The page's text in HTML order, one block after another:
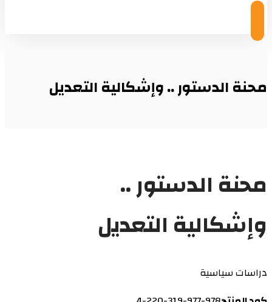
محنة الدستور .. وإشكالية التعديل
محنة الدستور ..
وإشكالية التعديل
دراسات سياسية